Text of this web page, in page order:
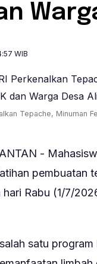
WIB
Tepache, Minuman
-
pembuatan
Rabu (1/7/
satu